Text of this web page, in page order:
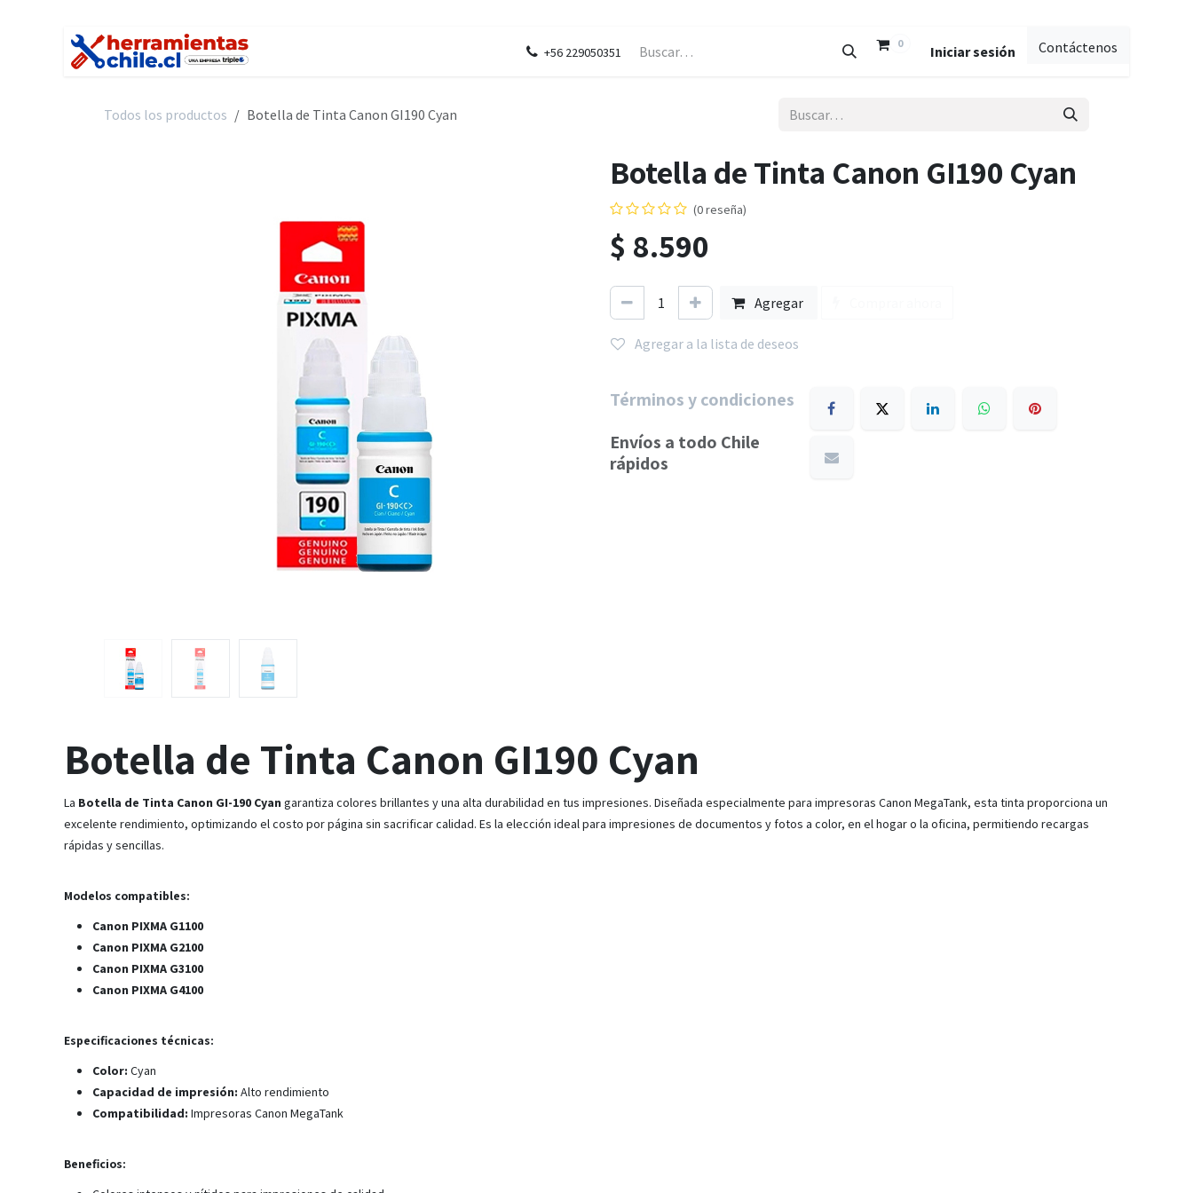
Ir al contenido
Legal+56 229050351
0 Iniciar sesión Contáctenos
Todos los productos Botella de Tinta Canon GI190 Cyan
Botella de Tinta Canon GI190 Cyan
(0 reseña)
$ 8.590
Agregar
Agregar a la lista de deseos
Términos y condiciones
Envíos a todo Chile
rápidos
Botella de Tinta Canon GI190 Cyan
La Botella de Tinta Canon GI-190 Cyan garantiza colores brillantes y una alta durabilidad en tus impresiones. Diseñada especialmente para impresoras Canon MegaTank, esta tinta proporciona un
excelente rendimiento, optimizando el costo por página sin sacrificar calidad. Es la elección ideal para impresiones de documentos y fotos a color, en el hogar o la oficina, permitiendo recargas
rápidas y sencillas.
Modelos compatibles:
Canon PIXMA G1100
Canon PIXMA G2100
Canon PIXMA G3100
Canon PIXMA G4100
Especificaciones técnicas:
Color: Cyan
Capacidad de impresión: Alto rendimiento
Compatibilidad: Impresoras Canon MegaTank
Beneficios: